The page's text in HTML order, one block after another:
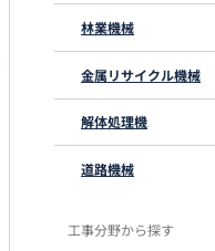
林業機械
金属リサイクル機械
解体処理機
道路機械
工事分野から探す